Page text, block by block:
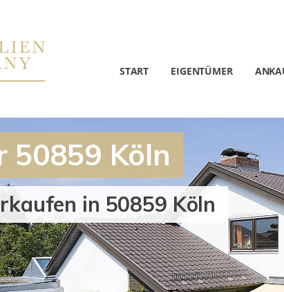
START EIGENTÜMER
50859 Köln
in 50859 Köln